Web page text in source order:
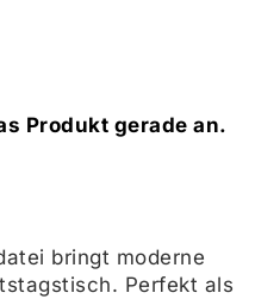
Produkt gerade an.
bringt moderne
. Perfekt als